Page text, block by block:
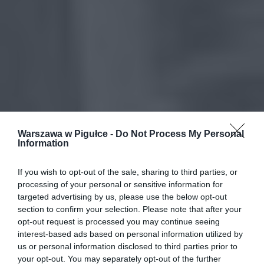
Warszawa w Pigułce - Do Not Process My Personal
Information
If you wish to opt-out of the sale, sharing to third parties, or
processing of your personal or sensitive information for
targeted advertising by us, please use the below opt-out
section to confirm your selection. Please note that after your
opt-out request is processed you may continue seeing
interest-based ads based on personal information utilized by
us or personal information disclosed to third parties prior to
your opt-out. You may separately opt-out of the further